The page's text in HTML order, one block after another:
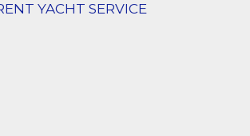
YACHT SERVICE